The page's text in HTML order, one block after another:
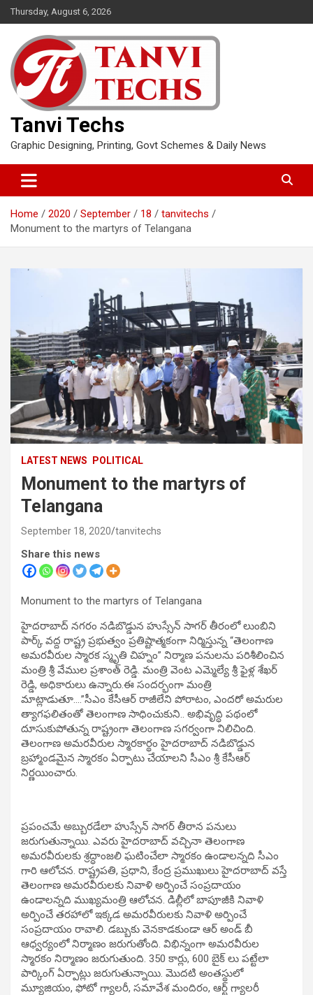
Skip
to
content
Thursday, August 6, 2026
Tanvi Techs
Graphic Designing, Printing, Govt Schemes & Daily News
Home 2020 September 18
tanvitechs
Monument to the martyrs of Telangana
LATEST NEWS POLITICAL
Monument to the martyrs of
Telangana
September 18, 2020 tanvitechs
Share this news
Monument to the martyrs of Telangana
హైదరాబాద్ నగరం న‌డిబొడ్డున హుస్సేన్ సాగర్ తీరంలో లుంబిని
పార్క్ వద్ద రాష్ట్ర ప్రభుత్వం ప్రతిష్టాత్మకంగా నిర్మిస్తున్న “తెలంగాణ
అమరవీరుల స్మారక స్మృతి చిహ్నం” నిర్మాణ పనులను పరిశీలించిన
మంత్రి శ్రీ వేముల ప్రశాంత్ రెడ్డి. మంత్రి వెంట ఎమ్మెల్యే శ్రీ ఫైళ్ల శేఖర్
రెడ్డి, అధికారులు ఉన్నారు.ఈ సందర్భంగా మంత్రి
మాట్లాడుతూ….”సీఎం కేసీఆర్ రాజీలేని పోరాటం, ఎందరో అమరుల
త్యాగఫలితంతో తెలంగాణ సాధించుకుని.. అభివృద్ధి పథంలో
దూసుకుపోతున్న రాష్ట్రంగా తెలంగాణ సగర్వంగా నిలిచింది.
తెలంగాణ అమరవీరుల స్మారకార్థం హైదరాబాద్ నడిబొడ్డున
బ్రహ్మాండమైన స్మారకం ఏర్పాటు చేయాలని సీఎం శ్రీ కేసీఆర్
నిర్ణయించారు.
ప్రపంచమే అబ్బురడేలా హుస్సేన్ సాగర్ తీరాన పనులు
జరుగుతున్నాయి. ఎవరు హైదరాబాద్ వచ్చినా తెలంగాణ
అమరవీరులకు శ్రద్ధాంజలి ఘటించేలా స్మారకం ఉండాలన్నది సీఎం
గారి ఆలోచన. రాష్ట్రపతి, ప్రధాని, కేంద్ర ప్రముఖులు హైదరాబాద్ వస్తే
తెలంగాణ అమరవీరులకు నివాళి అర్పించే సంప్రదాయం
ఉండాలన్నది ముఖ్యమంత్రి ఆలోచన. డిల్లీలో బాపూజీకి నివాళి
అర్పించే తరహాలో ఇక్కడ అమరవీరులకు నివాళి అర్పించే
సంప్రదాయం రావాలి. డబ్బుకు వెనకాడకుండా ఆర్ అండ్ బీ
ఆధ్వర్యంలో నిర్మాణం జరుగుతోంది. విభిన్నంగా అమరవీరుల
స్మారకం నిర్మాణం జరుగుతుంది. 350 కార్లు, 600 బైక్ లు పట్టేలా
పార్కింగ్ ఏర్పాట్లు జరుగుతున్నాయి. మొదటి అంతస్థులో
మ్యూజియం, ఫోటో గ్యాలరీ, సమావేశ మందిరం, ఆర్ట్ గ్యాలరీ